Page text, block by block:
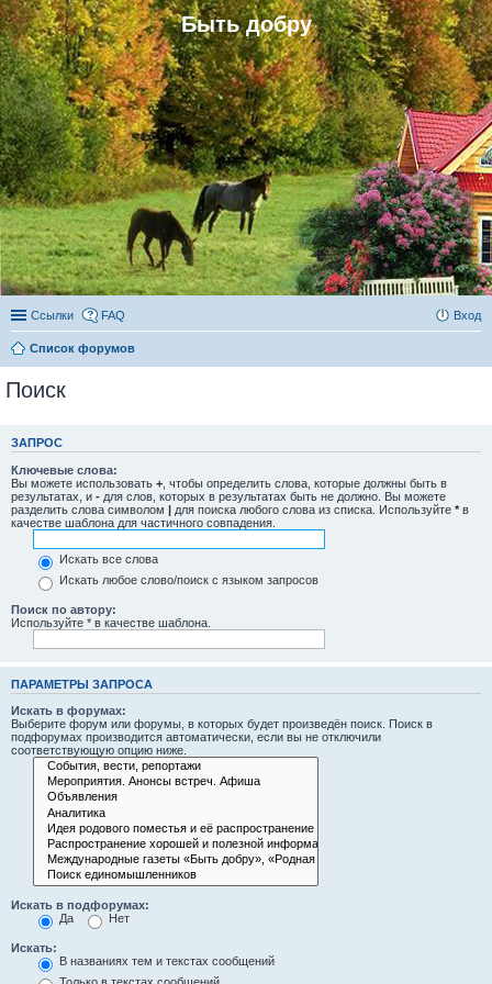
Быть добру
Ссылки FAQ Вход
Список форумов
Поиск
ЗАПРОС
Ключевые слова:
Вы можете использовать + , чтобы определить слова, которые должны быть в
результатах, и - для слов, которых в результатах быть не должно. Вы можете
разделить слова символом | для поиска любого слова из списка. Используйте * в
качестве шаблона для частичного совпадения.
Искать все слова
Искать любое слово/поиск с языком запросов
Поиск по автору:
Используйте * в качестве шаблона.
ПАРАМЕТРЫ ЗАПРОСА
Искать в форумах:
Выберите форум или форумы, в которых будет произведён поиск. Поиск в
подфорумах производится автоматически, если вы не отключили
соответствующую опцию ниже.
Искать в подфорумах:
Да
Нет
Искать:
В названиях тем и текстах сообщений